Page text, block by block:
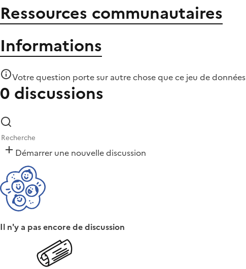
Ressources communautaires
Informations
Votre question porte sur autre chose quece jeu de données
0 discussions
Démarrer une nouvelle discussion
Il n'y a pas encore de discussion